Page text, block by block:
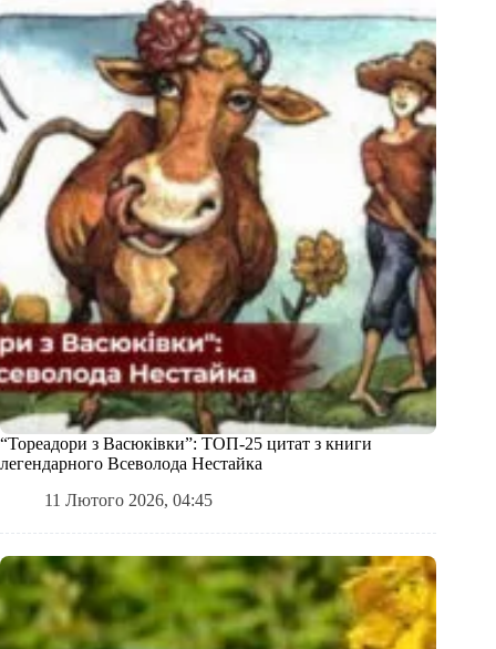
“Тореадори з Васюківки”: ТОП-25 цитат з книги
легендарного Всеволода Нестайка
11 Лютого 2026, 04:45